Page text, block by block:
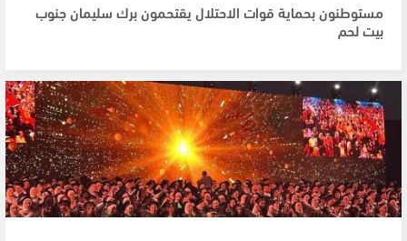
مستوطنون بحماية قوات الاحتلال يقتحمون برك سليمان جنوب
بيت لحم